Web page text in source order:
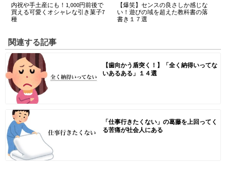
内祝や手土産にも！1,000円前後で
買える可愛くオシャレな引き菓子7
種
【爆笑】センスの良さしか感じな
い！遊びの域を超えた教科書の落
書き１７選
関連する記事
【歯向かう盾突く！】「全く納得いってな
いあるある」１４選
「仕事行きたくない」の葛藤を上回ってく
る苦痛が社会人にある